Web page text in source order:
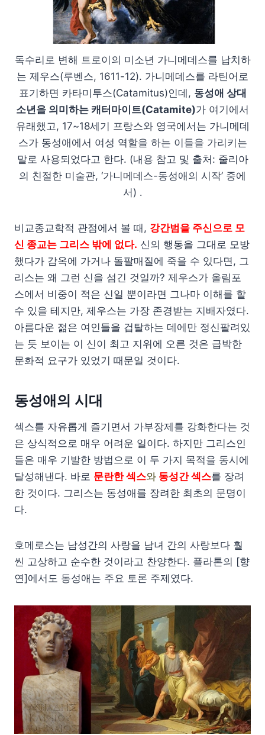
독수리로 변해 트로이의 미소년 가니메데스를 납치하
는 제우스(루벤스, 1611-12). 가니메데스를 라틴어로
표기하면 카타미투스(Catamitus)인데, 동성애 상대
소년을 의미하는 캐터마이트(Catamite)가 여기에서
유래했고, 17~18세기 프랑스와 영국에서는 가니메데
스가 동성애에서 여성 역할을 하는 이들을 가리키는
말로 사용되었다고 한다. (내용 참고 및 출처: 줄리아
의 친절한 미술관, ‘가니메데스-동성애의 시작’ 중에
서) .
비교종교학적 관점에서 볼 때, 강간범을 주신으로 모
신 종교는 그리스 밖에 없다. 신의 행동을 그대로 모방
했다가 감옥에 가거나 돌팔매질에 죽을 수 있다면, 그
리스는 왜 그런 신을 섬긴 것일까? 제우스가 올림포
스에서 비중이 적은 신일 뿐이라면 그나마 이해를 할
수 있을 테지만, 제우스는 가장 존경받는 지배자였다.
아름다운 젊은 여인들을 겁탈하는 데에만 정신팔려있
는 듯 보이는 이 신이 최고 지위에 오른 것은 급박한
문화적 요구가 있었기 때문일 것이다.
동성애의 시대
섹스를 자유롭게 즐기면서 가부장제를 강화한다는 것
은 상식적으로 매우 어려운 일이다. 하지만 그리스인
들은 매우 기발한 방법으로 이 두 가지 목적을 동시에
달성해낸다. 바로 문란한 섹스와 동성간 섹스를 장려
한 것이다. 그리스는 동성애를 장려한 최초의 문명이
다.
호메로스는 남성간의 사랑을 남녀 간의 사랑보다 훨
씬 고상하고 순수한 것이라고 찬양한다. 플라톤의 [향
연]에서도 동성애는 주요 토론 주제였다.